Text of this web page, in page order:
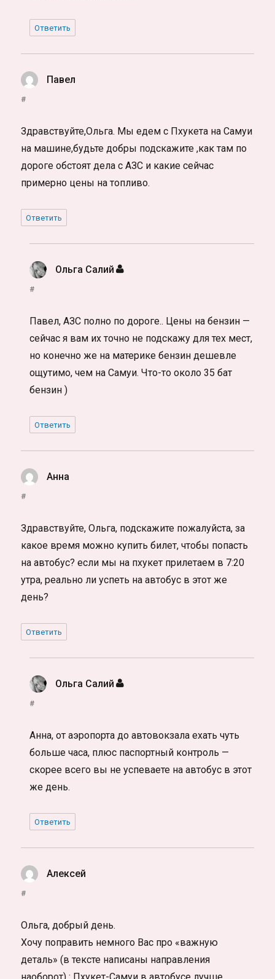
Ответить
Павел
#
Здравствуйте,Ольга. Мы едем с Пхукета на Самуи
на машине,будьте добры подскажите ,как там по
дороге обстоят дела с АЗС и какие сейчас
примерно цены на топливо.
Ответить
Ольга Салий :
#
Павел, АЗС полно по дороге.. Цены на бензин —
сейчас я вам их точно не подскажу для тех мест,
но конечно же на материке бензин дешевле
ощутимо, чем на Самуи. Что-то около 35 бат
бензин )
Ответить
Анна
#
Здравствуйте, Ольга, подскажите пожалуйста, за
какое время можно купить билет, чтобы попасть
на автобус? если мы на пхукет прилетаем в 7:20
утра, реально ли успеть на автобус в этот же
день?
Ответить
Ольга Салий :
#
Анна, от аэропорта до автовокзала ехать чуть
больше часа, плюс паспортный контроль —
скорее всего вы не успеваете на автобус в этот
же день.
Ответить
Алексей
#
Ольга, добрый день.
Хочу поправить немного Вас про «важную
деталь» (в тексте написаны направления